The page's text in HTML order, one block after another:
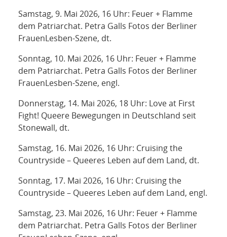
Samstag, 9. Mai 2026, 16 Uhr: Feuer + Flamme
dem Patriarchat. Petra Galls Fotos der Berliner
FrauenLesben-Szene, dt.
Sonntag, 10. Mai 2026, 16 Uhr: Feuer + Flamme
dem Patriarchat. Petra Galls Fotos der Berliner
FrauenLesben-Szene, engl.
Donnerstag, 14. Mai 2026, 18 Uhr: Love at First
Fight! Queere Bewegungen in Deutschland seit
Stonewall, dt.
Samstag, 16. Mai 2026, 16 Uhr: Cruising the
Countryside – Queeres Leben auf dem Land, dt.
Sonntag, 17. Mai 2026, 16 Uhr: Cruising the
Countryside – Queeres Leben auf dem Land, engl.
Samstag, 23. Mai 2026, 16 Uhr: Feuer + Flamme
dem Patriarchat. Petra Galls Fotos der Berliner